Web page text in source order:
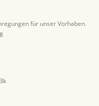
für unser Vorhaben.